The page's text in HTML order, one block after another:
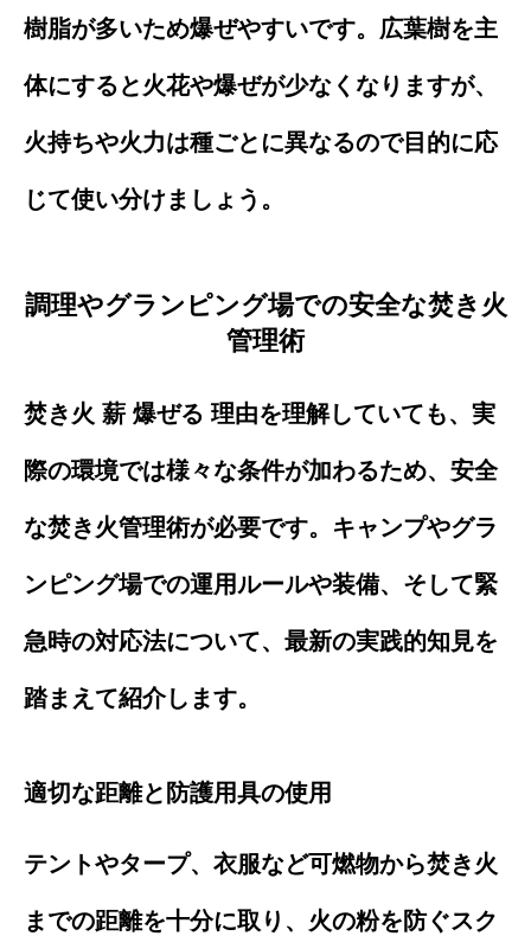
樹脂が多いため爆ぜやすいです。広葉樹を主
体にすると火花や爆ぜが少なくなりますが、
火持ちや火力は種ごとに異なるので目的に応
じて使い分けましょう。
調理やグランピング場での安全な焚き火
管理術
焚き火 薪 爆ぜる 理由を理解していても、実
際の環境では様々な条件が加わるため、安全
な焚き火管理術が必要です。キャンプやグラ
ンピング場での運用ルールや装備、そして緊
急時の対応法について、最新の実践的知見を
踏まえて紹介します。
適切な距離と防護用具の使用
テントやタープ、衣服など可燃物から焚き火
までの距離を十分に取り、火の粉を防ぐスク